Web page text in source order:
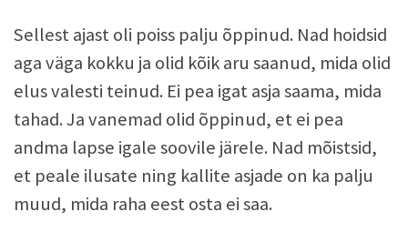
Sellest ajast oli poiss palju õppinud. Nad hoidsid
aga väga kokku ja olid kõik aru saanud, mida olid
elus valesti teinud. Ei pea igat asja saama, mida
tahad. Ja vanemad olid õppinud, et ei pea
andma lapse igale soovile järele. Nad mõistsid,
et peale ilusate ning kallite asjade on ka palju
muud, mida raha eest osta ei saa.